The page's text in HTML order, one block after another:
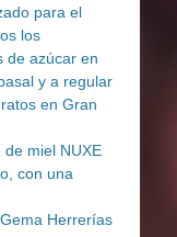
para el
los
de azúcar en
y a regular
en Gran
miel NUXE
con una
Herrerías